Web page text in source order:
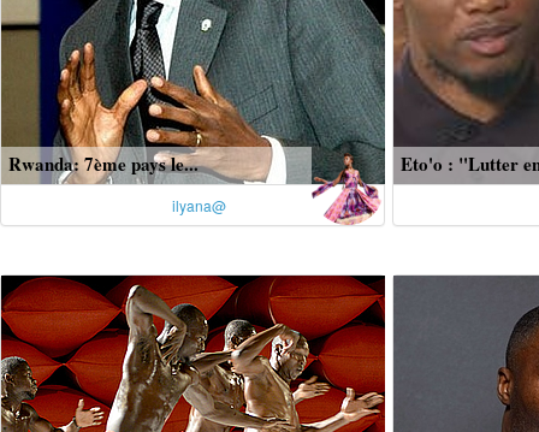
Rwanda: 7ème pays le...
ilyana@
Eto'o : "Lutter